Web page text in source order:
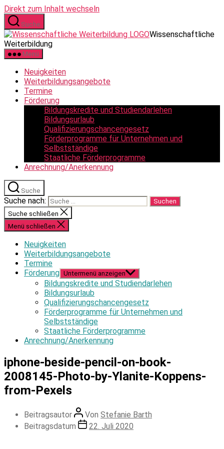
Direkt zum Inhalt wechseln
Suche
Wissenschaftliche
Weiterbildung
Menü
Neuigkeiten
Weiterbildungsangebote
Termine
Förderung
Bildungskredite und Studiendarlehen
Bildungsurlaub
Qualifizierungschancengesetz
Förderprogramme für Unternehmen und
Selbstständige
Staatliche Förderprogramme
Anrechnung/Anerkennung
Suche
Suche nach:
Suche schließen
Menü schließen
Neuigkeiten
Weiterbildungsangebote
Termine
Förderung Untermenü anzeigen
Bildungskredite und Studiendarlehen
Bildungsurlaub
Qualifizierungschancengesetz
Förderprogramme für Unternehmen und
Selbstständige
Staatliche Förderprogramme
Anrechnung/Anerkennung
iphone-beside-pencil-on-book-
2008145-Photo-by-Ylanite-Koppens-
from-Pexels
Beitragsautor Von Stefanie Barth
Beitragsdatum
22. Juli 2020